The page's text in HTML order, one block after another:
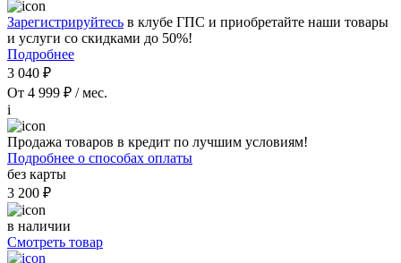
Зарегистрируйтесь в клубе ГПС и приобретайте наши товары
и услуги со скидками до 50%!
Подробнее
3 040 ₽
От 4 999 ₽ / мес.
i
Продажа товаров в кредит по лучшим условиям!
Подробнее о способах оплаты
без карты
3 200 ₽
в наличии
Смотреть товар